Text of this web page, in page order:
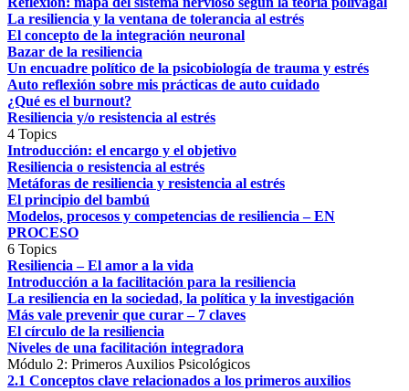
La resiliencia y la ventana de tolerancia al estrés
El concepto de la integración neuronal
Bazar de la resiliencia
Un encuadre político de la psicobiología de trauma y estrés
Auto reflexión sobre mis prácticas de auto cuidado
¿Qué es el burnout?
Resiliencia y/o resistencia al estrés
4 Topics
Introducción: el encargo y el objetivo
Resiliencia o resistencia al estrés
Metáforas de resiliencia y resistencia al estrés
El principio del bambú
Modelos, procesos y competencias de resiliencia – EN
PROCESO
6 Topics
Resiliencia – El amor a la vida
Introducción a la facilitación para la resiliencia
La resiliencia en la sociedad, la política y la investigación
Más vale prevenir que curar – 7 claves
El círculo de la resiliencia
Niveles de una facilitación integradora
Módulo 2: Primeros Auxilios Psicológicos
2.1 Conceptos clave relacionados a los primeros auxilios